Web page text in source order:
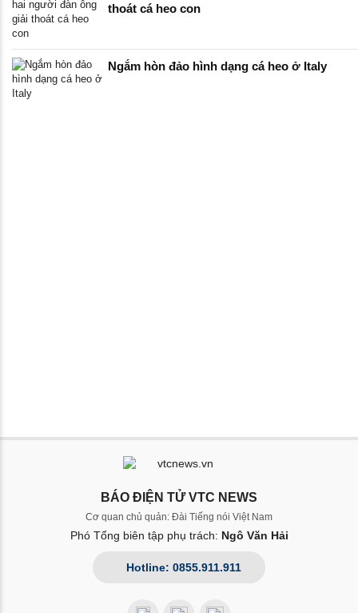
thoát cá heo con
Ngắm hòn đảo hình dạng cá heo ở Italy
BÁO ĐIỆN TỬ VTC NEWS
Cơ quan chủ quản: Đài Tiếng nói Việt Nam
Phó Tổng biên tập phụ trách: Ngô Văn Hải
Hotline: 0855.911.911